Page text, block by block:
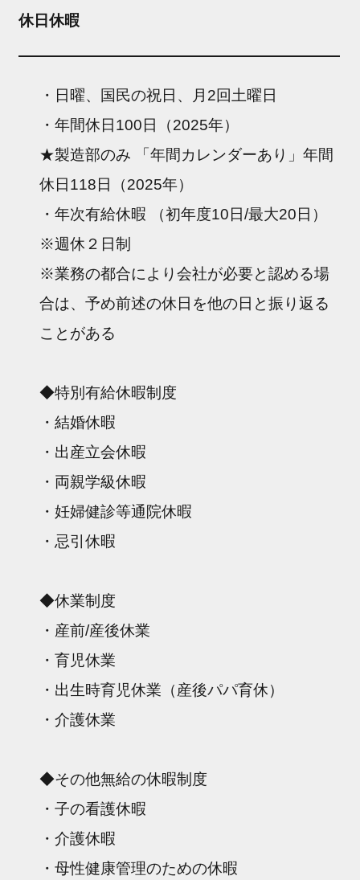
休日休暇
・日曜、国民の祝日、月2回土曜日
・年間休日100日（2025年）
★製造部のみ 「年間カレンダーあり」年間
休日118日（2025年）
・年次有給休暇 （初年度10日/最大20日）
※週休２日制
※業務の都合により会社が必要と認める場
合は、予め前述の休日を他の日と振り返る
ことがある
◆特別有給休暇制度
・結婚休暇
・出産立会休暇
・両親学級休暇
・妊婦健診等通院休暇
・忌引休暇
◆休業制度
・産前/産後休業
・育児休業
・出生時育児休業（産後パパ育休）
・介護休業
◆その他無給の休暇制度
・子の看護休暇
・介護休暇
・母性健康管理のための休暇